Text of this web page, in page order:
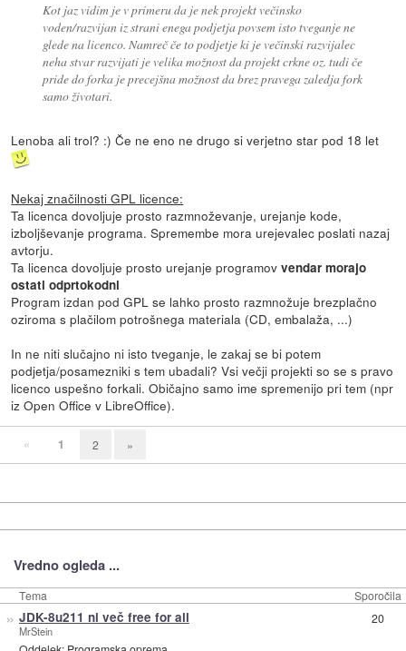
Kot jaz vidim je v primeru da je nek projekt večinsko
voden/razvijan iz strani enega podjetja povsem isto tveganje ne
glede na licenco. Namreč če to podjetje ki je večinski razvijalec
neha stvar razvijati je velika možnost da projekt crkne oz. tudi če
pride do forka je precejšna možnost da brez pravega zaledja fork
samo životari.
Lenoba ali trol? :) Če ne eno ne drugo si verjetno star pod 18 let
Nekaj značilnosti GPL licence:
Ta licenca dovoljuje prosto razmnoževanje, urejanje kode,
izboljševanje programa. Spremembe mora urejevalec poslati nazaj
avtorju.
Ta licenca dovoljuje prosto urejanje programovvendar morajo
ostati odprtokodni
Program izdan pod GPL se lahko prosto razmnožuje brezplačno
oziroma s plačilom potrošnega materiala (CD, embalaža, ...)
In ne niti slučajno ni isto tveganje, le zakaj se bi potem
podjetja/posamezniki s tem ubadali? Vsi večji projekti so se s pravo
licenco uspešno forkali. Običajno samo ime spremenijo pri tem (npr
iz Open Office v LibreOffice).
« 1 2 »
Vredno ogleda ...
Tema Sporočila
» JDK-8u211 ni več free for all
MrStein
20